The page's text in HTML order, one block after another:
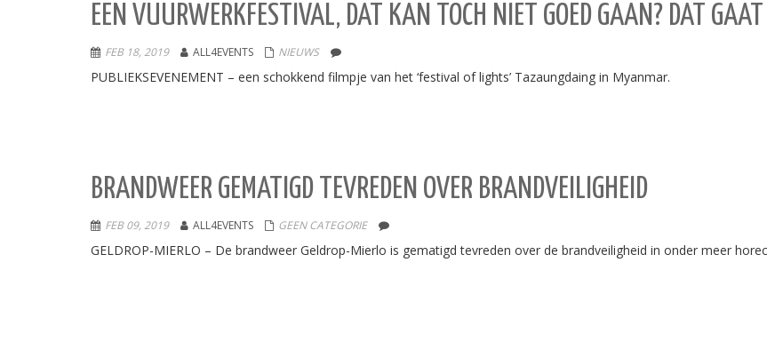
EEN VUURWERKFESTIVAL, DAT KAN TOCH NIET GOED GAAN? DAT GAAT
FEB 18, 2019 ALL4EVENTS NIEUWS
PUBLIEKSEVENEMENT – een schokkend filmpje van het ‘festival of lights’ Tazaungdaing in Myanmar.
BRANDWEER GEMATIGD TEVREDEN OVER BRANDVEILIGHEID
FEB 09, 2019 ALL4EVENTS GEEN CATEGORIE
GELDROP-MIERLO – De brandweer Geldrop-Mierlo is gematigd tevreden over de brandveiligheid in onder meer